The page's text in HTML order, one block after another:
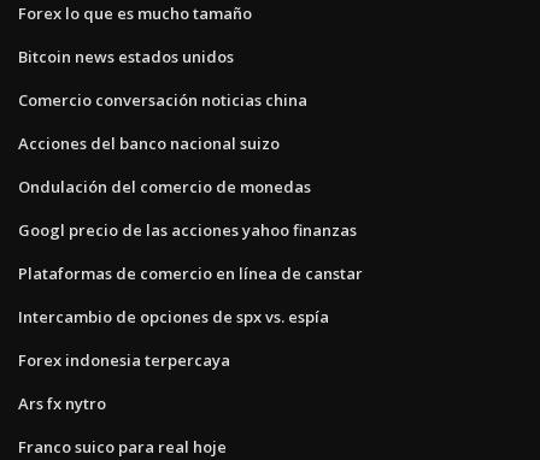
Forex lo que es mucho tamaño
Bitcoin news estados unidos
Comercio conversación noticias china
Acciones del banco nacional suizo
Ondulación del comercio de monedas
Googl precio de las acciones yahoo finanzas
Plataformas de comercio en línea de canstar
Intercambio de opciones de spx vs. espía
Forex indonesia terpercaya
Ars fx nytro
Franco suico para real hoje